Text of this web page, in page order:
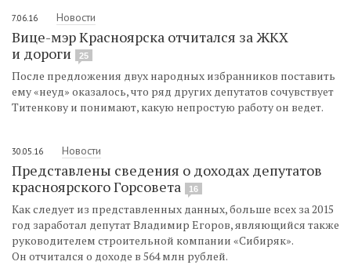
7.06.16 Новости
Вице-мэр Красноярска отчитался за ЖКХ
и дороги
25
После предложения двух народных избранников поставить
ему «неуд» оказалось, что ряд других депутатов сочувствует
Титенкову и понимают, какую непростую работу он ведет.
30.05.16 Новости
Представлены сведения о доходах депутатов
красноярского Горсовета
16
Как следует из представленных данных, больше всех за 2015
год заработал депутат Владимир Егоров, являющийся также
руководителем строительной компании «Сибиряк».
Он отчитался о доходе в 564 млн рублей.